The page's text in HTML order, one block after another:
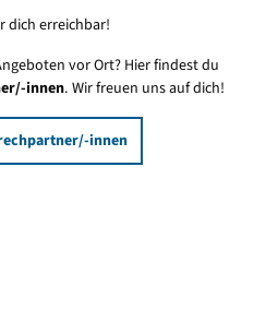
dich erreichbar!
vor Ort? Hier findest du
innen. Wir freuen uns auf dich!
innen